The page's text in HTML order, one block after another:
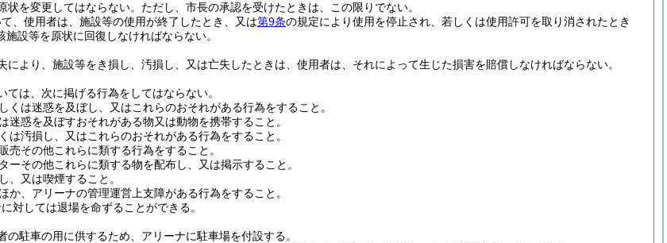
状を変更してはならない。 ただし、市長の承認を受けたときは、この限りでない。
、使用者は、施設等の使用が終了したとき、又は第9条の規定により使用を停止され、若しくは使用許可を取り消されたとき
設等を原状に回復しなければならない。
により、施設等をき損し、汚損し、又は亡失したときは、使用者は、それによって生じた損害を賠償しなければならない。
ては、次に掲げる行為をしてはならない。
くは迷惑を及ぼし、又はこれらのおそれがある行為をすること。
迷惑を及ぼすおそれがある物又は動物を携帯すること。
は汚損し、又はこれらのおそれがある行為をすること。
売その他これらに類する行為をすること。
ーその他これらに類する物を配布し、又は掲示すること。
、又は喫煙すること。
か、アリーナの管理運営上支障がある行為をすること。
対しては退場を命ずることができる。
の駐車の用に供するため、アリーナに駐車場を付設する。